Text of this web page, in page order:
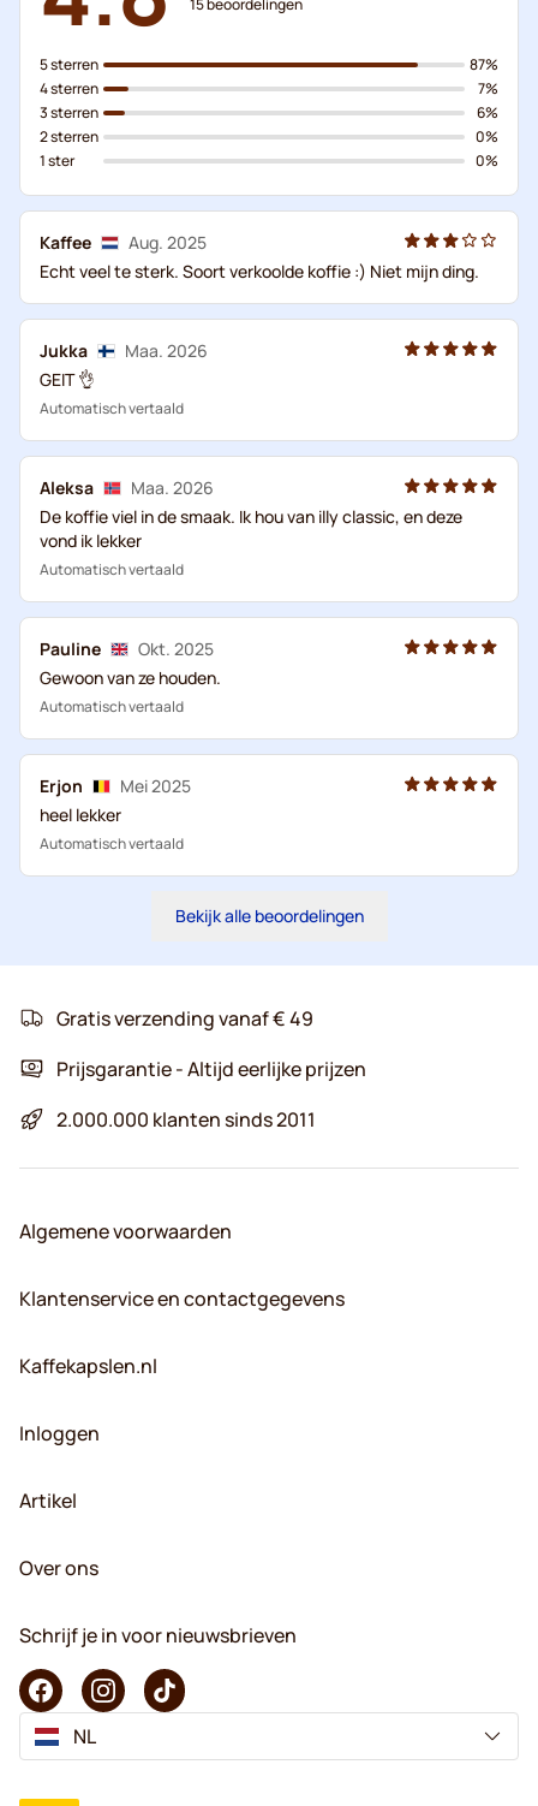
15beoordelingen
5 sterren
4 sterren
3 sterren
2 sterren
1 ster
87%
7%
6%
0%
0%
Kaffee
Aug. 2025
Echt veel te sterk. Soort verkoolde koffie :) Niet mijn ding.
Jukka
Maa. 2026
GEIT 👌
Automatisch vertaald
Aleksa
Maa. 2026
De koffie viel in de smaak. Ik hou van illy classic, en deze
vond ik lekker
Automatisch vertaald
Pauline
Okt. 2025
Gewoon van ze houden.
Automatisch vertaald
Erjon
Mei 2025
heel lekker
Automatisch vertaald
Bekijk alle beoordelingen
Gratis verzending vanaf € 49
Prijsgarantie - Altijd eerlijke prijzen
2.000.000 klanten sinds 2011
Algemene voorwaarden
Klantenservice en contactgegevens
Kaffekapslen.nl
Inloggen
Artikel
Over ons
Schrijf je in voor nieuwsbrieven
NL